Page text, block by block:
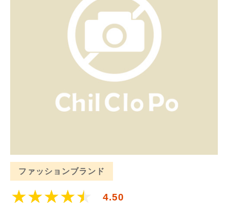
ファッションブランド
4.50